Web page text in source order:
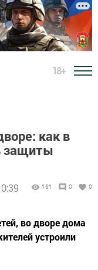
18+
как в
защиты
161 0 0
во дворе дома
устроили